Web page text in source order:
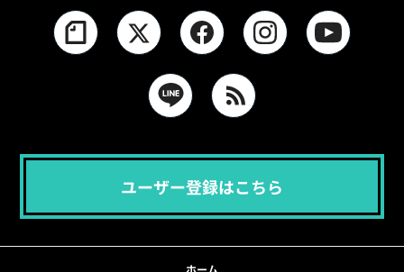
ユーザー登録はこちら
ホーム